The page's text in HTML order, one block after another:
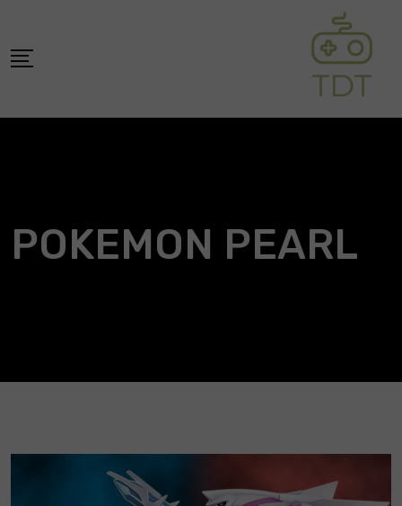
content
POKEMON PEARL